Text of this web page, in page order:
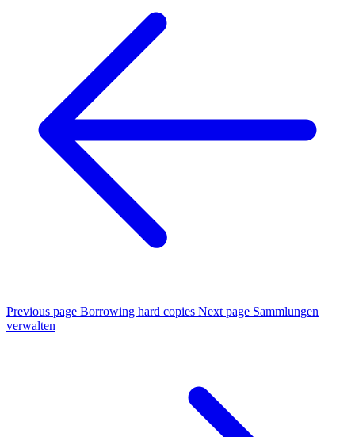
Previous page Borrowing hard copies Next page Sammlungen
verwalten